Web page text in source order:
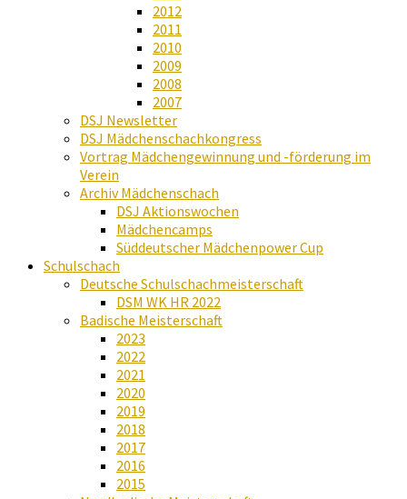
2012
2011
2010
2009
2008
2007
DSJ Newsletter
DSJ Mädchenschachkongress
Vortrag Mädchengewinnung und -förderung im
Verein
Archiv Mädchenschach
DSJ Aktionswochen
Mädchencamps
Süddeutscher Mädchenpower Cup
Schulschach
Deutsche Schulschachmeisterschaft
DSM WK HR 2022
Badische Meisterschaft
2023
2022
2021
2020
2019
2018
2017
2016
2015